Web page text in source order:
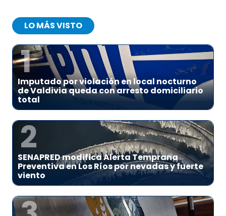
LO MÁS VISTO
1
Imputado por violación en local nocturno
de Valdivia queda con arresto domiciliario
total
2
SENAPRED modifica Alerta Temprana
Preventiva en Los Ríos por nevadas y fuerte
viento